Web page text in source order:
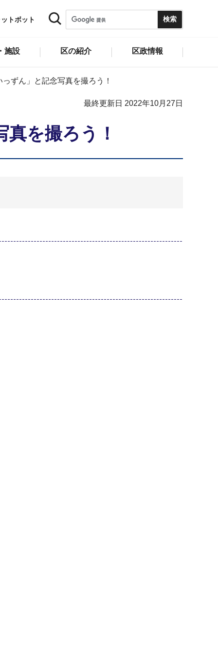
トボット
施設 区の紹介 区政情報
ずん」と記念写真を撮ろう！
最終更新日 2022年10月27日
を撮ろう！